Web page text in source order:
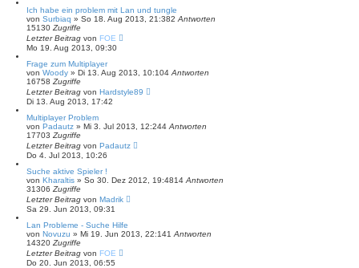
Ich habe ein problem mit Lan und tungle
von Surbiaq » So 18. Aug 2013, 21:382 Antworten
15130 Zugriffe
Letzter Beitrag von FOE
Mo 19. Aug 2013, 09:30
Frage zum Multiplayer
von Woody » Di 13. Aug 2013, 10:104 Antworten
16758 Zugriffe
Letzter Beitrag von Hardstyle89
Di 13. Aug 2013, 17:42
Multiplayer Problem
von Padautz » Mi 3. Jul 2013, 12:244 Antworten
17703 Zugriffe
Letzter Beitrag von Padautz
Do 4. Jul 2013, 10:26
Suche aktive Spieler !
von Kharaltis » So 30. Dez 2012, 19:4814 Antworten
31306 Zugriffe
Letzter Beitrag von Madrik
Sa 29. Jun 2013, 09:31
Lan Probleme - Suche Hilfe
von Novuzu » Mi 19. Jun 2013, 22:141 Antworten
14320 Zugriffe
Letzter Beitrag von FOE
Do 20. Jun 2013, 06:55